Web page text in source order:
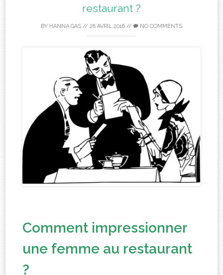
restaurant ?
BY HANNA GAS // 28 AVRIL 2016 // NO COMMENTS
Comment impressionner
une femme au restaurant
?